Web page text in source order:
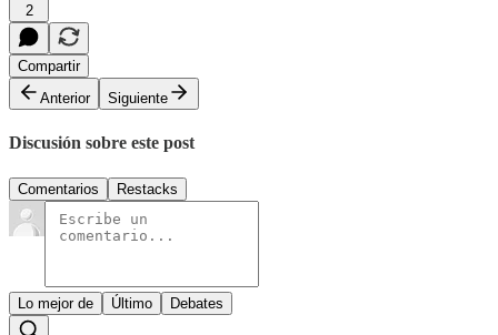
2
Compartir
Anterior
Siguiente
Discusión sobre este post
Comentarios Restacks
Lo mejor de Último Debates